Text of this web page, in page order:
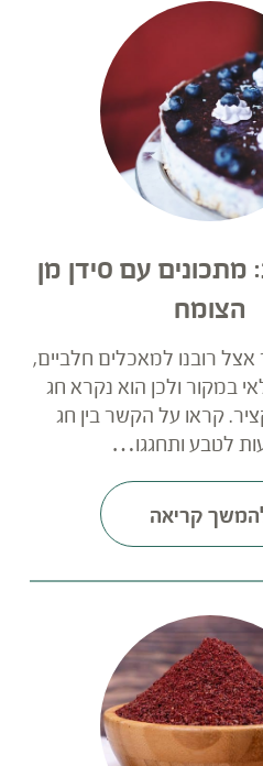
עם סידן מן
הצומח
רובנו למאכלים חלביים,
במקור ולכן הוא נקרא חג
קראו על הקשר בין חג
לטבע ותחגגו…
קריאה